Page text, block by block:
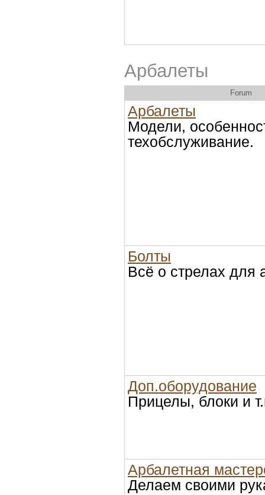
Арбалеты
Forum
Арбалеты
Модели,
техобслуживание.
Болты
Всё о стрелах для
Доп.оборудование
Прицелы, блоки и
Арбалетная
Делаем своими